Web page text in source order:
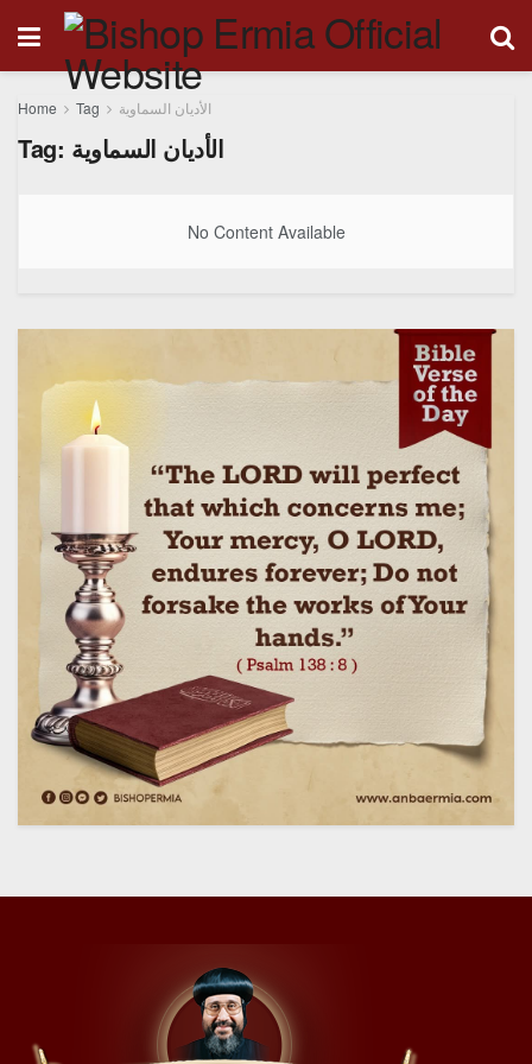
Home Tag الأديان السماوية
Tag: الأديان السماوية
No Content Available